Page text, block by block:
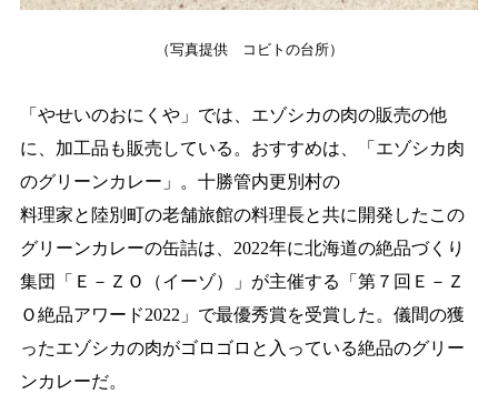
（写真提供 コビトの台所）
「やせいのおにくや」では、エゾシカの肉の販売の他
に、加工品も販売している。 おすすめは、「エゾシカ肉
のグリーンカレー」。十勝管内更別村の
料理家と陸別町の老舗旅館の料理長と共に開発したこの
グリーンカレーの缶詰は、2022年に北海道の絶品づくり
集団「Ｅ－ＺＯ（イーゾ）」が主催する「第７回Ｅ－Ｚ
Ｏ絶品アワード2022」で最優秀賞を受賞した。 儀間の獲
ったエゾシカの肉がゴロゴロと入っている絶品のグリー
ンカレーだ。